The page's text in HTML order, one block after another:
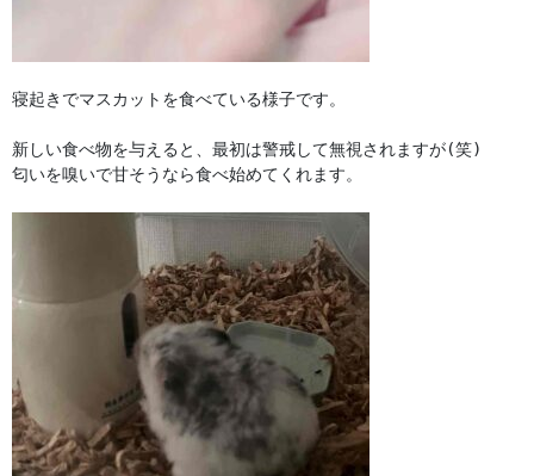
寝起きでマスカットを食べている様子です。
新しい食べ物を与えると、最初は警戒して無視されますが(笑)
匂いを嗅いで甘そうなら食べ始めてくれます。